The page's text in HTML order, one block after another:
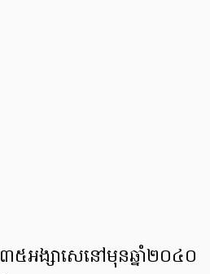
អង្សាសេនៅមុនឆ្នាំ២០៤០